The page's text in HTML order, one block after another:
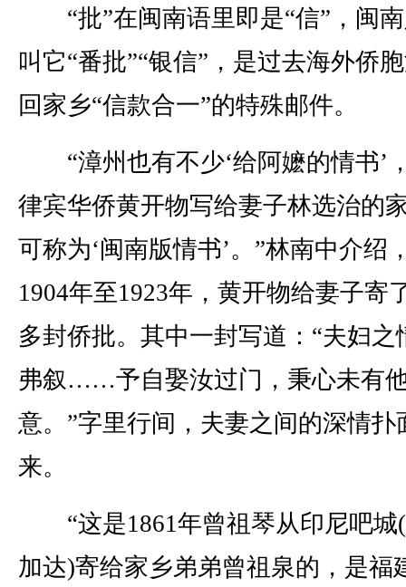
“批”在闽南语里即是“信”，闽
叫它“番批”“银信”，是过去海外侨
回家乡“信款合一”的特殊邮件。
“漳州也有不少‘给阿嬷的情书’
律宾华侨黄开物写给妻子林选治的
可称为‘闽南版情书’。”林南中介绍
1904年至1923年，黄开物给妻子寄
多封侨批。其中一封写道：“夫妇之
弗叙……予自娶汝过门，秉心未有
意。”字里行间，夫妻之间的深情扑
来。
“这是1861年曾祖琴从印尼吧城
加达)寄给家乡弟弟曾祖泉的，是福